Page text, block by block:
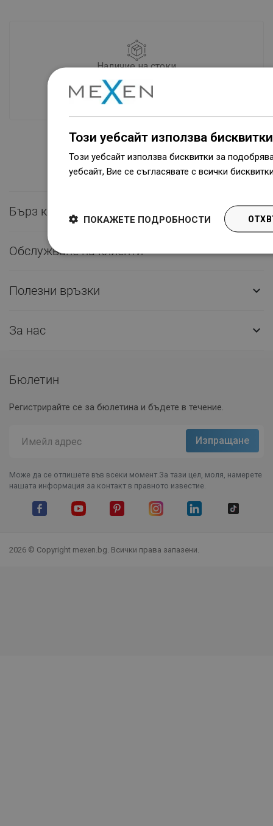
Наличие на стоки
Нашите продукти ви чакат в модерен
склад.Винаги готов за изпращане!
Бърз контакт
Обслужване на клиенти 
Полезни връзки 
За нас 
Бюлетин
Регистрирайте се за бюлетина и бъдете в течение.
Може да се отпишете във всеки момент.За тази цел, моля, намерете
нашата информация за контакт в правното известие.
2026 © Copyright mexen.bg. Всички права запазени.
Този уебсайт използва бисквитки
Този уебсайт използва бисквитки за
уебсайт, Вие се съгласявате с всички
ПОКАЖЕТЕ ПОДРОБНОСТИ